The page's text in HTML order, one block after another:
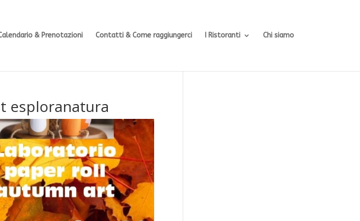
& Prenotazioni Contatti & Come raggiungerci I Ristoranti Chi siamo
esploranatura